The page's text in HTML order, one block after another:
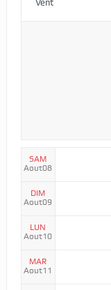
Vent
SAM
Aout08
DIM
Aout09
LUN
Aout10
MAR
Aout11